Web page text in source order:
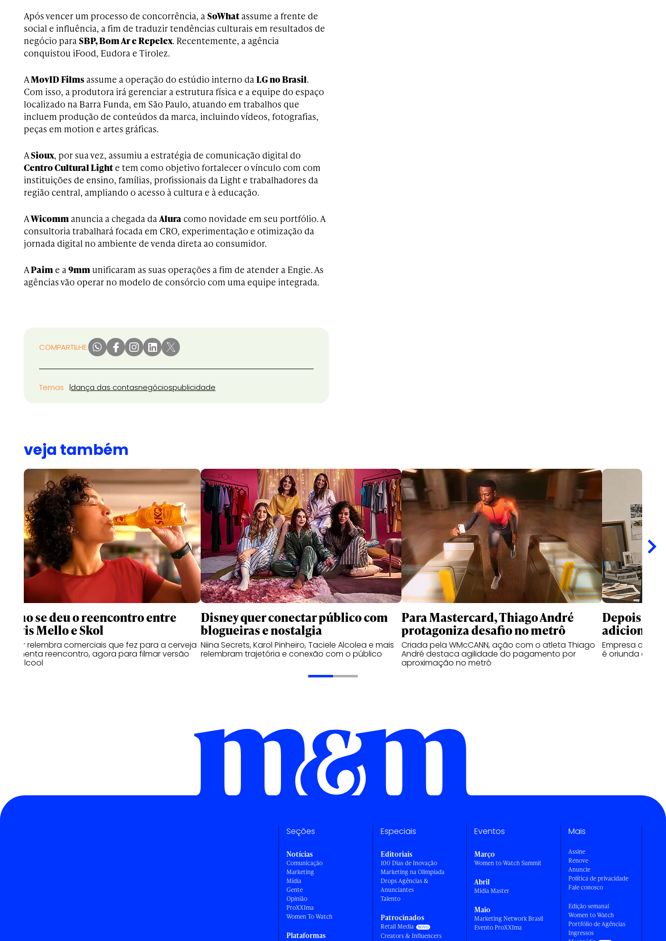
Após vencer um processo de concorrência, aSoWhat assume a frente de
social e influência, a fim de traduzir tendências culturais em resultados de
negócio paraSBP, Bom Ar e Repelex. Recentemente, a agência
conquistou iFood, Eudora e Tirolez.
AMovID Films assume a operação do estúdio interno daLG no Brasil.
Com isso, a produtora irá gerenciar a estrutura física e a equipe do espaço
localizado na Barra Funda, em São Paulo, atuando em trabalhos que
incluem produção de conteúdos da marca, incluindo vídeos, fotografias,
peças em motion e artes gráficas.
ASioux, por sua vez, assumiu a estratégia de comunicação digital do
Centro Cultural Light e tem como objetivo fortalecer o vínculo com com
instituições de ensino, famílias, profissionais da Light e trabalhadores da
região central, ampliando o acesso à cultura e à educação.
AWicomm anuncia a chegada daAlura como novidade em seu portfólio. A
consultoria trabalhará focada em CRO, experimentação e otimização da
jornada digital no ambiente de venda direta ao consumidor.
APaim e a9mm unificaram as suas operações a fim de atender a Engie. As
agências vão operar no modelo de consórcio com uma equipe integrada.
COMPARTILHE:
Temas dança das contasnegóciospublicidade
veja também
Como se deu o reencontro entre
Clóvis Mello e Skol
Diretor relembra comerciais que fez para a cerveja
e comenta reencontro, agora para filmar versão
zero álcool
Disney quer conectar público com
blogueiras e nostalgia
Niina Secrets, Karol Pinheiro, Taciele Alcolea e mais
relembram trajetória e conexão com o público
Para Mastercard, Thiago André
protagoniza desafio no metrô
Criada pela WMcCANN, ação com o atleta Thiago
André destaca agilidade do pagamento por
aproximação no metrô
Depois da
adiciona
Empresa de
é oriunda da
Seções
Notícias
Comunicação
Marketing
Mídia
Gente
Opinião
ProXXIma
Women To Watch
Plataformas
Especiais
Editoriais
100 Dias de Inovação
Marketing na Olimpíada
Drops Agências &
Anunciantes
Talento
Patrocinados
Retail Media
Creators & Influencers
Eventos
Março
Women to Watch Summit
Abril
Mídia Master
Maio
Marketing Network Brasil
Evento ProXXIma
Mais
Assine
Renove
Anuncie
Política de privacidade
Fale conosco
Edição semanal
Women to Watch
Portfólio de Agências
Ingressos